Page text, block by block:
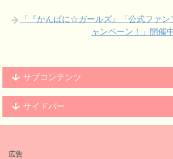
「『かんぱに☆ガールズ』「公式ファ
ャンペーン！」開催
サブコンテンツ
サイドバー
広告